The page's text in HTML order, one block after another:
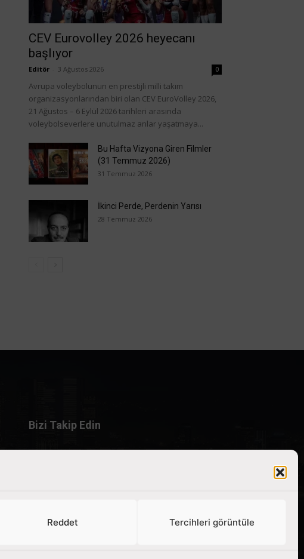
Reddet Tercihleri görüntüle
CEV Eurovolley 2026 heyecanı
başlıyor
Editör 3 Ağustos 2026 0
Avrupa voleybolunun en prestijli milli takım
organizasyonlarından biri olan CEV EuroVolley 2026,
21 Ağustos – 6 Eylül 2026 tarihleri arasında
voleybolseverlere unutulmaz anlar yaşatmaya...
Bu Hafta Vizyona Giren Filmler
(31 Temmuz 2026)
31 Temmuz 2026
İkinci Perde, Perdenin Yarısı
28 Temmuz 2026
Bizi Takip Edin